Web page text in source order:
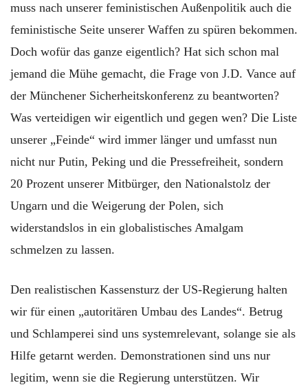
muss nach unserer feministischen Außenpolitik auch die
feministische Seite unserer Waffen zu spüren bekommen.
Doch wofür das ganze eigentlich? Hat sich schon mal
jemand die Mühe gemacht, die Frage von J.D. Vance auf
der Münchener Sicherheitskonferenz zu beantworten?
Was verteidigen wir eigentlich und gegen wen? Die Liste
unserer „Feinde“ wird immer länger und umfasst nun
nicht nur Putin, Peking und die Pressefreiheit, sondern
20 Prozent unserer Mitbürger, den Nationalstolz der
Ungarn und die Weigerung der Polen, sich
widerstandslos in ein globalistisches Amalgam
schmelzen zu lassen.
Den realistischen Kassensturz der US-Regierung halten
wir für einen „autoritären Umbau des Landes“. Betrug
und Schlamperei sind uns systemrelevant, solange sie als
Hilfe getarnt werden. Demonstrationen sind uns nur
legitim, wenn sie die Regierung unterstützen. Wir